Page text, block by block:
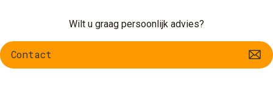
Wilt u graag persoonlijk advies?
Contact